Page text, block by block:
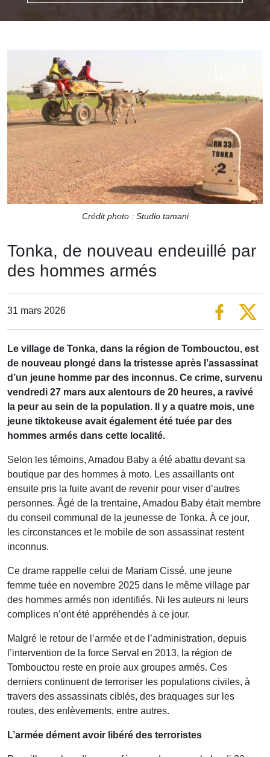
Crédit photo : Studio tamani
Tonka, de nouveau endeuillé par
des hommes armés
31 mars 2026
Le village de Tonka, dans la région de Tombouctou, est
de nouveau plongé dans la tristesse après l’assassinat
d’un jeune homme par des inconnus. Ce crime, survenu
vendredi 27 mars aux alentours de 20 heures, a ravivé
la peur au sein de la population. Il y a quatre mois, une
jeune tiktokeuse avait également été tuée par des
hommes armés dans cette localité.
Selon les témoins, Amadou Baby a été abattu devant sa
boutique par des hommes à moto. Les assaillants ont
ensuite pris la fuite avant de revenir pour viser d’autres
personnes. Âgé de la trentaine, Amadou Baby était membre
du conseil communal de la jeunesse de Tonka. À ce jour,
les circonstances et le mobile de son assassinat restent
inconnus.
Ce drame rappelle celui de Mariam Cissé, une jeune
femme tuée en novembre 2025 dans le même village par
des hommes armés non identifiés. Ni les auteurs ni leurs
complices n’ont été appréhendés à ce jour.
Malgré le retour de l’armée et de l’administration, depuis
l’intervention de la force Serval en 2013, la région de
Tombouctou reste en proie aux groupes armés. Ces
derniers continuent de terroriser les populations civiles, à
travers des assassinats ciblés, des braquages sur les
routes, des enlèvements, entre autres.
L’armée dément avoir libéré des terroristes